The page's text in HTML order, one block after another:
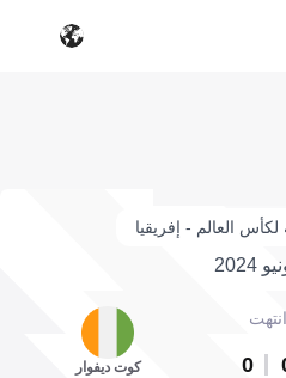
لكأس العالم - إفريقيا
انتهت
0 كوت ديفوار